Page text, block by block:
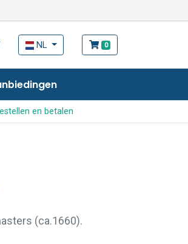
NL 0
en betalen
(ca.1660).